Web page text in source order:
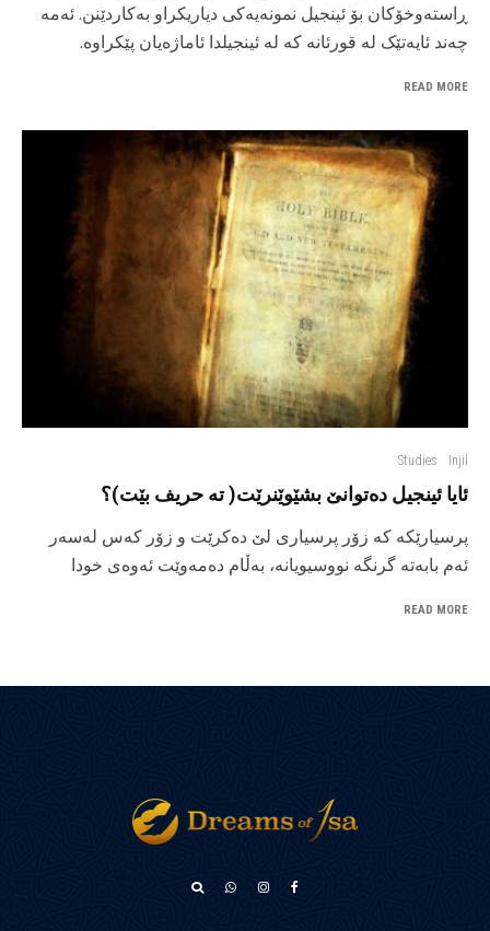
ڕاستەوخۆکان بۆ ئینجیل نمونەیەکی دیاریکراو بەکاردێنن. ئەمە
چەند ئایەتێک لە قورئانە کە لە ئینجیلدا ئاماژەیان پێکراوە.
READ MORE
Injil
Studies
ئایا ئینجیل دەتوانێ بشێوێنرێت( ته حریف بێت)؟
پرسیارێکە کە زۆر پرسیاری لێ دەکرێت و زۆر کەس لەسەر
ئەم بابەتە گرنگە نووسیویانە، بەڵام دەمەوێت ئەوەی خودا
READ MORE